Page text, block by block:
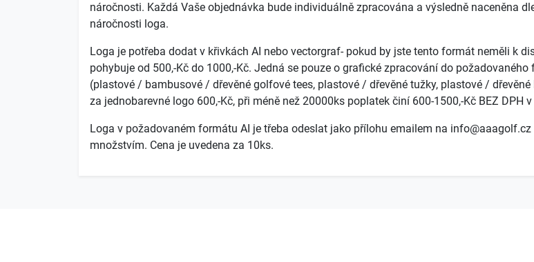
náročnosti. Každá Vaše objednávka bude individuálně zpracována a výsledně naceněna
náročnosti loga.
Loga je potřeba dodat v křivkách AI nebo vectorgraf- pokud by jste tento formát neměli k
pohybuje od 500,-Kč do 1000,-Kč. Jedná se pouze o grafické zpracování do
(plastové / bambusové / dřevěné golfové tees, plastové / dřevěné tužky, plastové /
za jednobarevné logo 600,-Kč, při méně než 20000ks poplatek činí 600-1500,-Kč BEZ
Loga v požadovaném formátu AI je třeba odeslat jako přílohu emailem na
množstvím. Cena je uvedena za 10ks.